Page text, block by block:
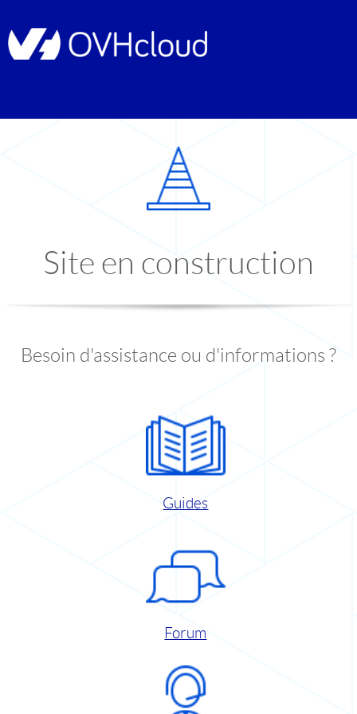
Site en construction
Besoin d'assistance ou d'informations ?
Guides
Forum